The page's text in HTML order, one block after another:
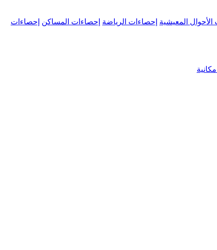
الأحوال المعيشية إحصاءات الرياضة إحصاءات المساكن إحصاءات